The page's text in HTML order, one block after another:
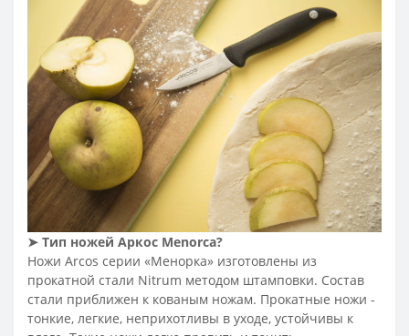
➤ Тип ножей Аркос Menorca?
Ножи Arcos серии «Менорка» изготовлены из
прокатной стали Nitrum методом штамповки. Состав
стали приближен к кованым ножам. Прокатные ножи -
тонкие, легкие, неприхотливы в уходе, устойчивы к